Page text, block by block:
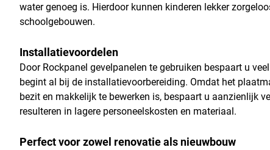
water genoeg is. Hierdoor kunnen kinderen lekker
schoolgebouwen.
Installatievoordelen
Door Rockpanel gevelpanelen te gebruiken bespaart u
begint al bij de installatievoorbereiding. Omdat het
bezit en makkelijk te bewerken is, bespaart u aanzienlijk
resulteren in lagere personeelskosten en materiaal.
Perfect voor zowel renovatie als nieuwbouw